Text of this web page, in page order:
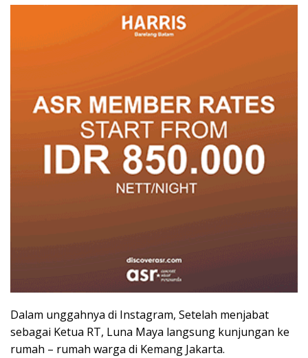
Dalam unggahnya di Instagram, Setelah menjabat
sebagai Ketua RT, Luna Maya langsung kunjungan ke
rumah – rumah warga di Kemang Jakarta.